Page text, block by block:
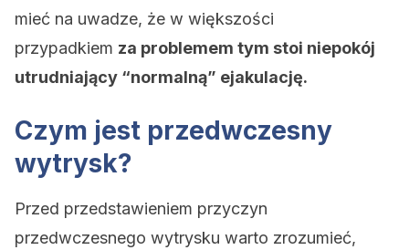
mieć na uwadze, że w większości
przypadkiem za problemem tym stoi niepokój
utrudniający “normalną” ejakulację.
Czym jest przedwczesny
wytrysk?
Przed przedstawieniem przyczyn
przedwczesnego wytrysku warto zrozumieć,